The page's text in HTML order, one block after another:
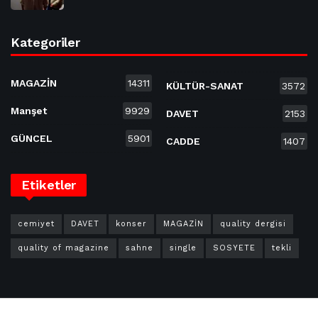
Kategoriler
MAGAZİN 14311
Manşet 9929
GÜNCEL 5901
KÜLTÜR-SANAT 3572
DAVET 2153
CADDE 1407
Etiketler
cemiyet DAVET konser MAGAZİN quality dergisi
quality of magazine sahne single SOSYETE tekli